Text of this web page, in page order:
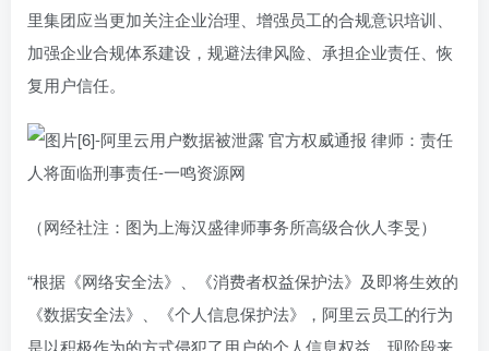
里集团应当更加关注企业治理、增强员工的合规意识培训、
加强企业合规体系建设，规避法律风险、承担企业责任、恢
复用户信任。
（网经社注：图为上海汉盛律师事务所高级合伙人李旻）
“根据《网络安全法》、《消费者权益保护法》及即将生效的
《数据安全法》、《个人信息保护法》，阿里云员工的行为
是以积极作为的方式侵犯了用户的个人信息权益，现阶段来